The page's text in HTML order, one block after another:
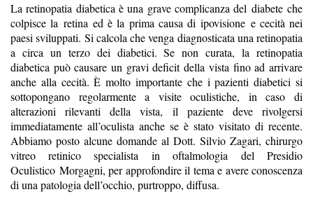
La retinopatia diabetica è una grave complicanza del diabeteche
colpisce la retina ed è la prima causa diipovisione e cecità nei
paesi sviluppati. Si calcola che venga diagnosticata una retinopatia
a circa un terzo dei diabetici. Se non curata, la retinopatia
diabetica può causare un gravi deficit della vista fino ad arrivare
anche alla cecità. È molto importante che i pazienti diabetici si
sottopongano regolarmente a visite oculistiche, in caso di
alterazioni rilevanti della vista, il paziente deve rivolgersi
immediatamente all’oculista anche se è stato visitato di recente.
Abbiamo posto alcune domande al Dott. Silvio Zagari, chirurgo
vitreo retinico specialista in oftalmologia del Presidio
Oculistico Morgagni, per approfondire il tema e avere conoscenza
di una patologia dell’occhio, purtroppo, diffusa.